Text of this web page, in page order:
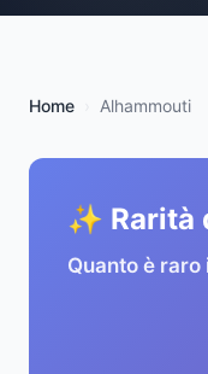
Home Alhammouti
✨ Rarità
Quanto è raro